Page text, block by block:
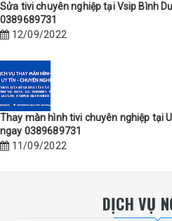
Sửa tivi chuyên nghiệp tại Vsip Bình
0389689731
12/09/2022
Thay màn hình tivi chuyên nghiệp tại
ngay 0389689731
11/09/2022
DỊCH VỤ